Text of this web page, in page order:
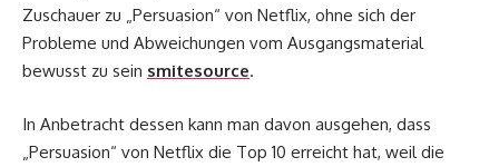
Zuschauer zu „Persuasion“ von Netflix, ohne sich der
Probleme und Abweichungen vom Ausgangsmaterial
bewusst zu sein smitesource.
In Anbetracht dessen kann man davon ausgehen, dass
„Persuasion“ von Netflix die Top 10 erreicht hat, weil die